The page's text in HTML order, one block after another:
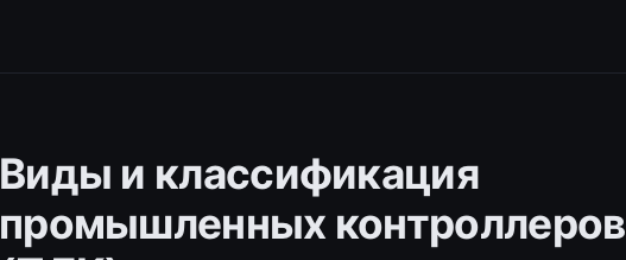
Виды и классификация
промышленных контроллеров